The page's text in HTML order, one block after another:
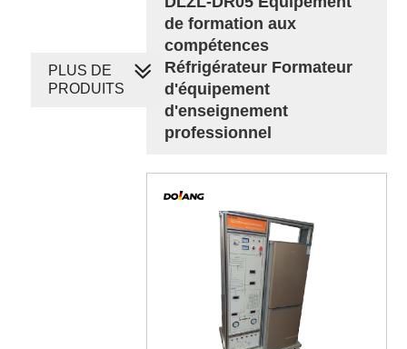
de formation aux
compétences
Réfrigérateur Formateur
d'équipement
d'enseignement
professionnel
PLUS DE
PRODUITS